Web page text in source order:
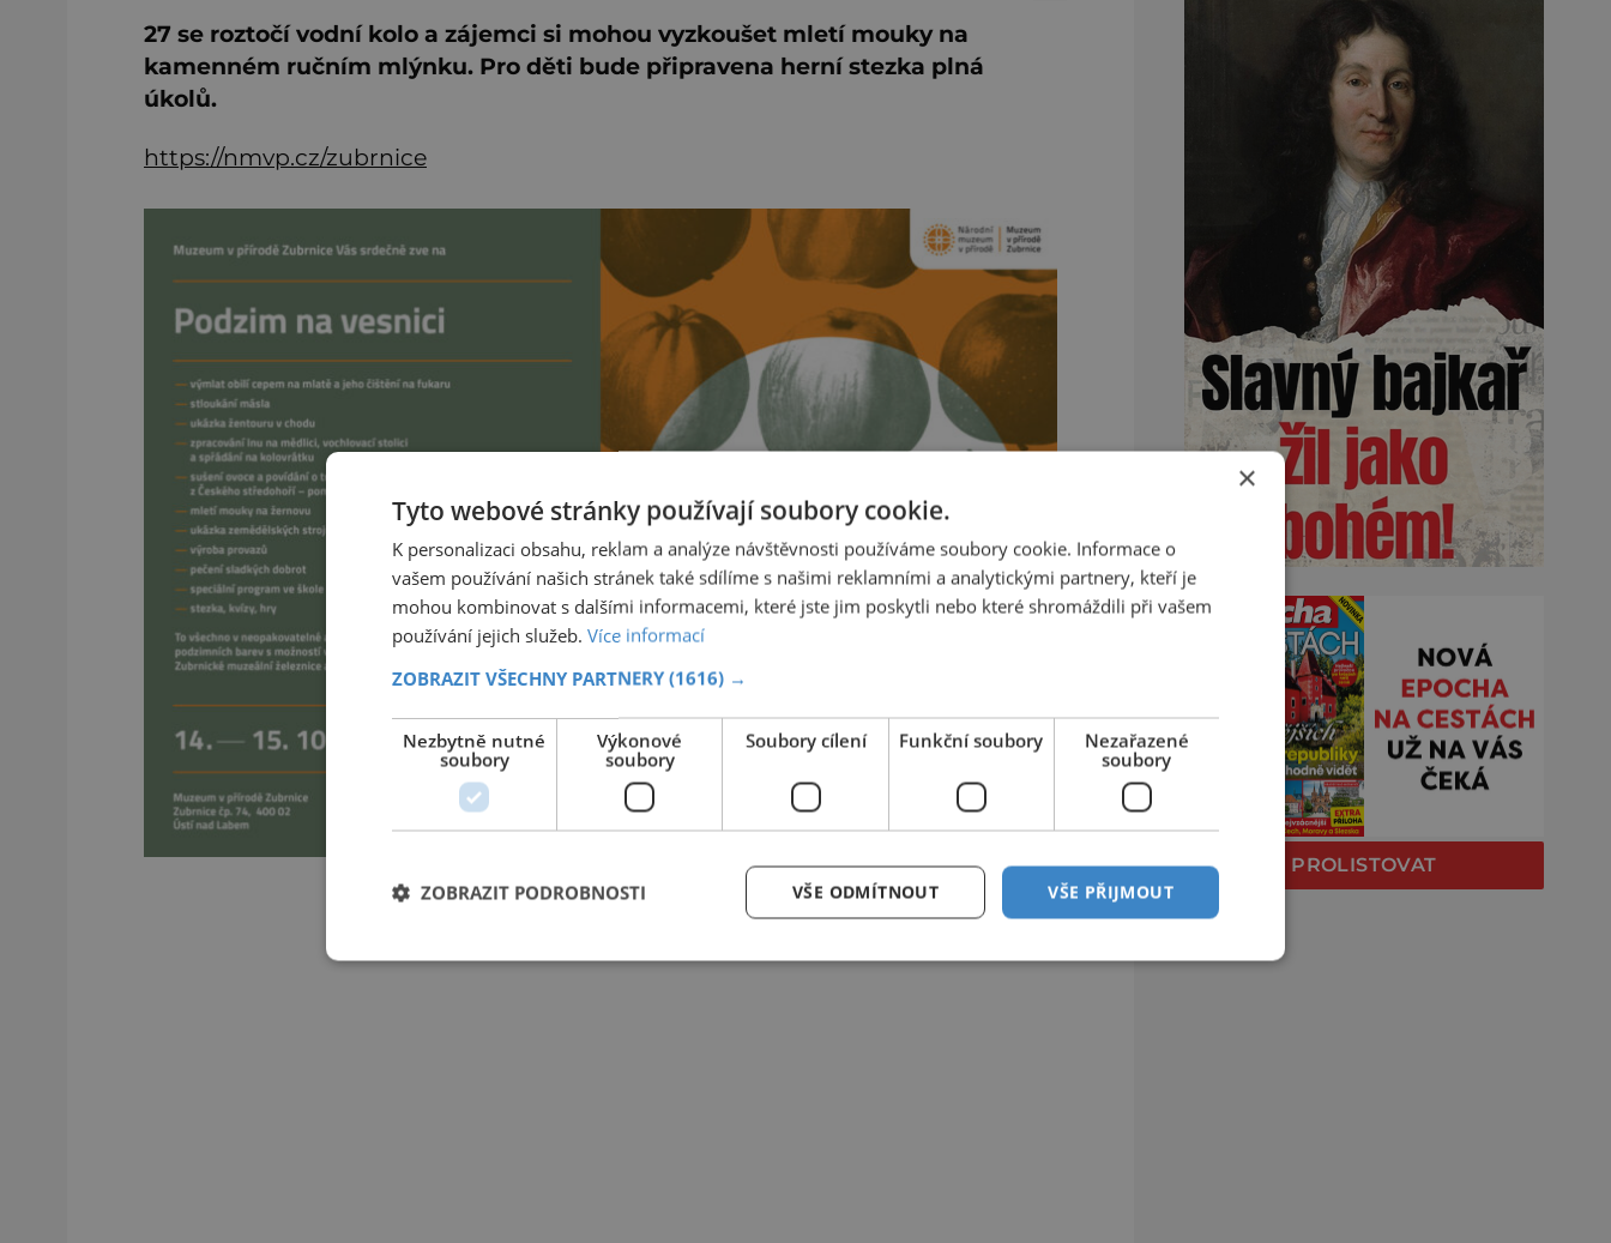
27 se roztočí vodní kolo a zájemci si mohou vyzkoušet mletí mouky na
kamenném ručním mlýnku. Pro děti bude připravena herní stezka plná
úkolů.
https://nmvp.cz/zubrnice
PROLISTOVAT
×
Tyto webové stránky používají soubory cookie.
K personalizaci obsahu, reklam a analýze návštěvnosti používáme soubory cookie. Informace o
vašem používání našich stránek také sdílíme s našimi reklamními a analytickými partnery, kteří je
mohou kombinovat s dalšími informacemi, které jste jim poskytli nebo které shromáždili při vašem
používání jejich služeb. Více informací
ZOBRAZIT VŠECHNY PARTNERY (1616) →
Nezbytně nutné
soubory
Výkonové
soubory
Soubory cílení Funkční soubory
Nezařazené
soubory
VŠE PŘIJMOUT
VŠE ODMÍTNOUT
ZOBRAZIT PODROBNOSTI